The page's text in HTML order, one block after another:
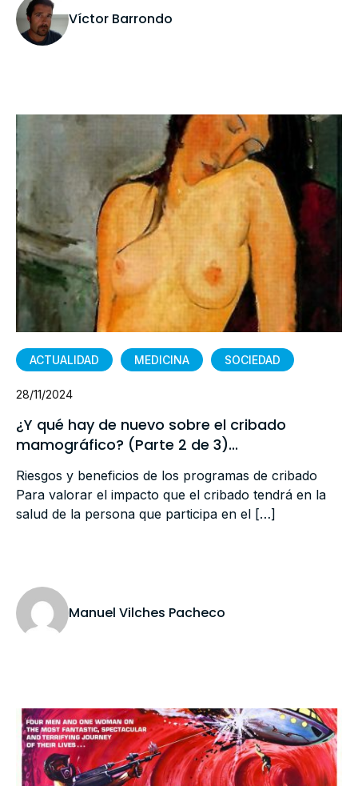
Víctor Barrondo
ACTUALIDAD MEDICINA SOCIEDAD
28/11/2024
¿Y qué hay de nuevo sobre el cribado
mamográfico? (Parte 2 de 3)...
Riesgos y beneficios de los programas de cribado
Para valorar el impacto que el cribado tendrá en la
salud de la persona que participa en el […]
Manuel Vilches Pacheco